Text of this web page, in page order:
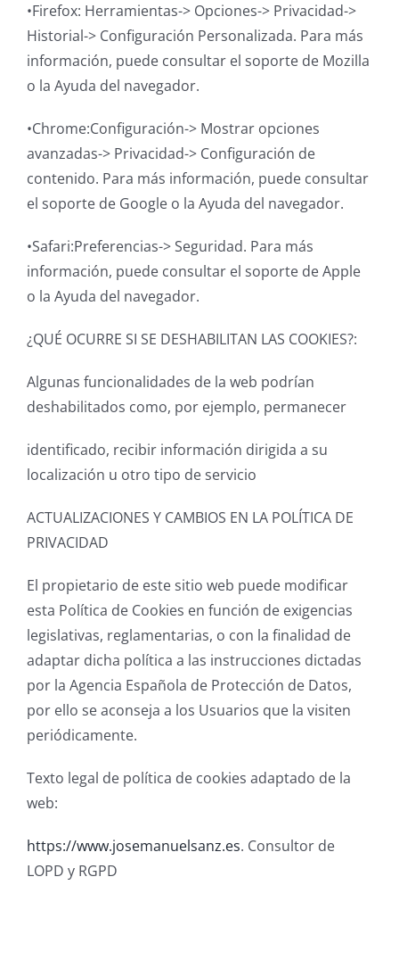
•Firefox: Herramientas-> Opciones-> Privacidad->
Historial-> Configuración Personalizada. Para más
información, puede consultar el soporte de Mozilla
o la Ayuda del navegador.
•Chrome:Configuración-> Mostrar opciones
avanzadas-> Privacidad-> Configuración de
contenido. Para más información, puede consultar
el soporte de Google o la Ayuda del navegador.
•Safari:Preferencias-> Seguridad. Para más
información, puede consultar el soporte de Apple
o la Ayuda del navegador.
¿QUÉ OCURRE SI SE DESHABILITAN LAS COOKIES?:
Algunas funcionalidades de la web podrían
deshabilitados como, por ejemplo, permanecer
identificado, recibir información dirigida a su
localización u otro tipo de servicio
ACTUALIZACIONES Y CAMBIOS EN LA POLÍTICA DE
PRIVACIDAD
El propietario de este sitio web puede modificar
esta Política de Cookies en función de exigencias
legislativas, reglamentarias, o con la finalidad de
adaptar dicha política a las instrucciones dictadas
por la Agencia Española de Protección de Datos,
por ello se aconseja a los Usuarios que la visiten
periódicamente.
Texto legal de política de cookies adaptado de la
web:
https://www.josemanuelsanz.es. Consultor de
LOPD y RGPD